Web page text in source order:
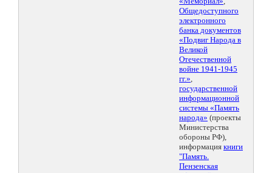
Общедоступного
электронного
банка документов
«Подвиг Народа в
Великой
Отечественной
войне 1941-1945
гг.»,
государственной
информационной
системы «Память
народа» (проекты
Министерства
обороны РФ),
информация книги
"Память.
Пензенская